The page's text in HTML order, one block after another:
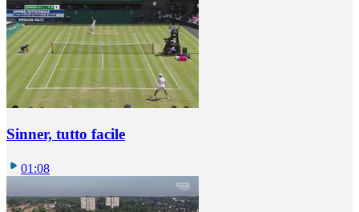
Sinner, tutto facile
01:08